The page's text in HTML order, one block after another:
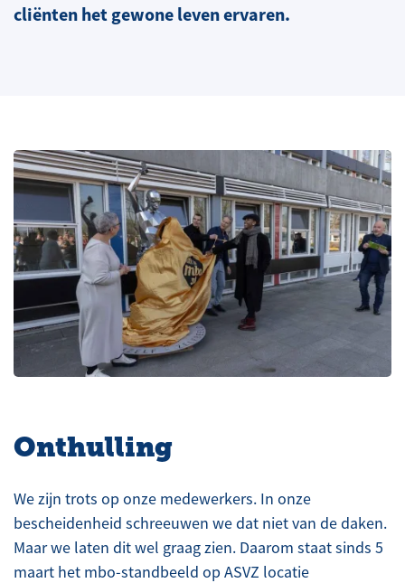
cliënten het gewone leven ervaren.
Onthulling
We zijn trots op onze medewerkers. In onze
bescheidenheid schreeuwen we dat niet van de daken.
Maar we laten dit wel graag zien. Daarom staat sinds 5
maart het mbo-standbeeld op ASVZ locatie